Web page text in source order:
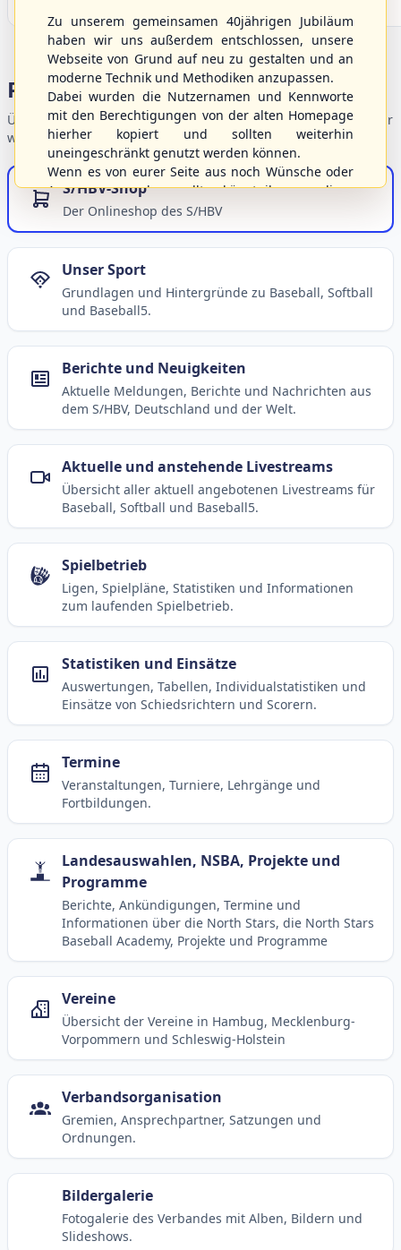
Portalbereiche
Übersicht der Verbandsbereiche – wählen Sie einen Einstieg für
weiterführende Informationen.
S/HBV-Shop
Der Onlineshop des S/HBV
Unser Sport
Grundlagen und Hintergründe zu Baseball, Softball
und Baseball5.
Berichte und Neuigkeiten
Aktuelle Meldungen, Berichte und Nachrichten aus
dem S/HBV, Deutschland und der Welt.
Aktuelle und anstehende Livestreams
Übersicht aller aktuell angebotenen Livestreams für
Baseball, Softball und Baseball5.
Spielbetrieb
Ligen, Spielpläne, Statistiken und Informationen
zum laufenden Spielbetrieb.
Statistiken und Einsätze
Auswertungen, Tabellen, Individualstatistiken und
Einsätze von Schiedsrichtern und Scorern.
Termine
Veranstaltungen, Turniere, Lehrgänge und
Fortbildungen.
Landesauswahlen, NSBA, Projekte und
Programme
Berichte, Ankündigungen, Termine und
Informationen über die North Stars, die North Stars
Baseball Academy, Projekte und Programme
Vereine
Übersicht der Vereine in Hambug, Mecklenburg-
Vorpommern und Schleswig-Holstein
Verbandsorganisation
Gremien, Ansprechpartner, Satzungen und
Ordnungen.
Bildergalerie
Fotogalerie des Verbandes mit Alben, Bildern und
Slideshows.
Zu unserem gemeinsamen 40jährigen Jubiläum
haben wir uns außerdem entschlossen, unsere
Webseite von Grund auf neu zu gestalten und an
moderne Technik und Methodiken anzupassen.
Dabei wurden die Nutzernamen und Kennworte
mit den Berechtigungen von der alten Homepage
hierher kopiert und sollten weiterhin
uneingeschränkt genutzt werden können.
Wenn es von eurer Seite aus noch Wünsche oder
Anregungen geben sollte, könnt ihr uns diese
gerne an die Verbandsadresse
schicken.